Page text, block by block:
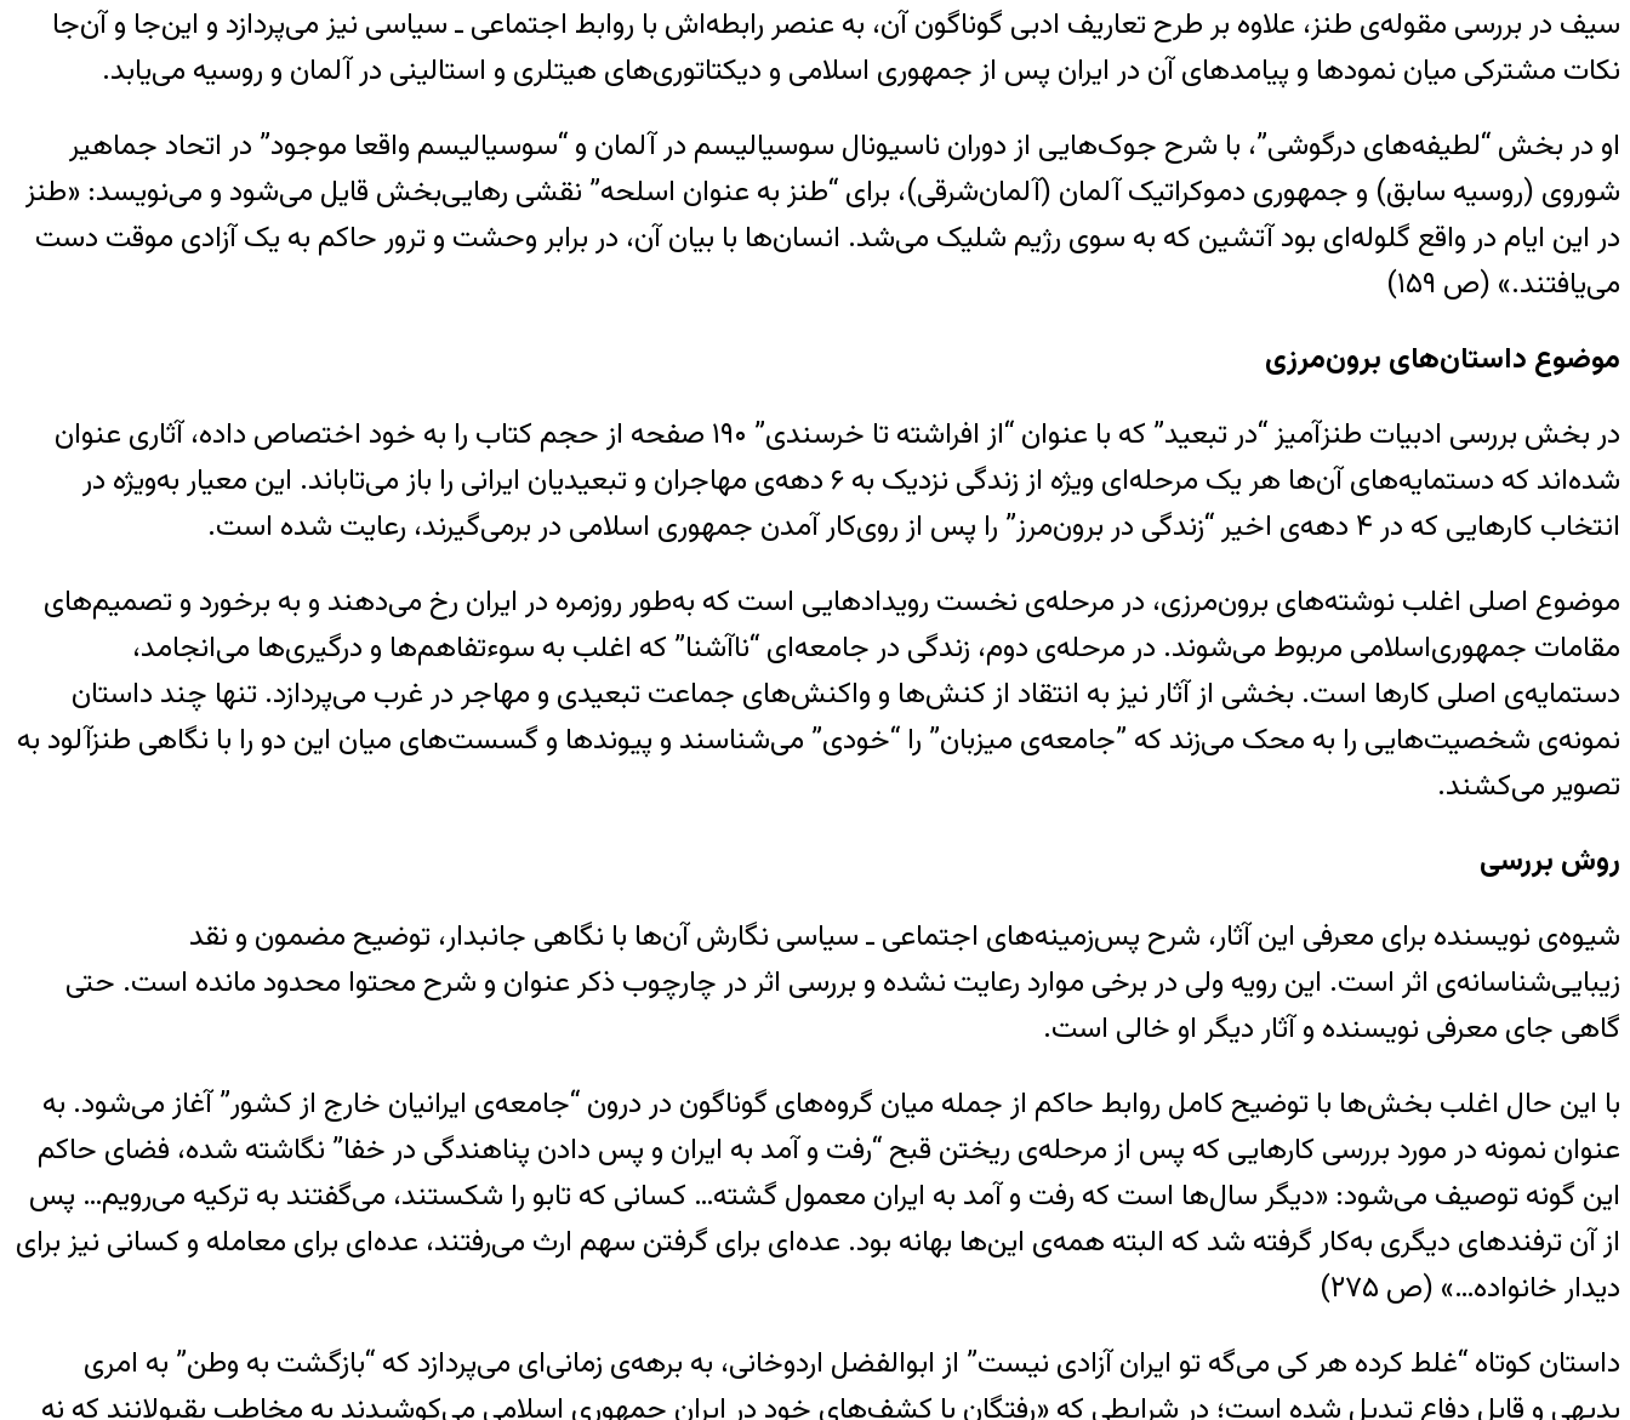
سیف در بررسی مقوله‌ی طنز، علاوه بر طرح تعاریف ادبی گوناگون آن، به عنصر رابطه‌‌اش با روابط اجتماعی ـ سیاسی نیز می‌پردازد و این‌جا و آن‌جا‌
نکات مشترکی میان نمودها و پیامدهای آن در ایران پس از جمهوری اسلامی و دیکتاتوری‌های هیتلری و استالینی در آلمان و روسیه می‌یابد.
او در بخش “لطیفه‌های درگوشی”، با شرح جوک‌هایی از دوران ناسیونال سوسیالیسم در آلمان و “سوسیالیسم واقعا موجود” در اتحاد جماهیر
شوروی (روسیه سابق) و جمهوری دموکراتیک آلمان (آلمان‌شرقی)، برای “طنز به عنوان اسلحه” نقشی رهایی‌بخش قایل می‌شود و می‌نویسد: «طنز
در این ایام در واقع گلوله‌ای بود آتشین که به سوی رژیم شلیک می‌شد. انسان‌ها با بیان آن، در برابر وحشت و ترور حاکم به یک آزادی موقت دست
می‌یافتند.» (ص ۱۵۹)
موضوع داستان‌های برون‌مرزی
در بخش بررسی ادبیات طنز‌آمیز “در تبعید” که با عنوان “از افراشته تا خرسندی” ۱۹۰ صفحه از حجم کتاب را به خود اختصاص داده، آثاری عنوان
شده‌اند که دستمایه‌های آن‌ها هر یک مرحله‌ای ویژه از زندگی نزدیک به ۶ دهه‌ی مهاجران و تبعیدیان ایرانی را باز می‌تاباند. این معیار به‌ویژه در
انتخاب کارهایی که در ۴ دهه‌ی اخیر “زندگی در برون‌مرز” را پس از روی‌کار آمدن جمهوری اسلامی در برمی‌گیرند، رعایت شده است.
موضوع اصلی اغلب نوشته‌های برون‌مرزی، در مرحله‌ی نخست رویدادهایی است که به‌طور روزمره در ایران رخ می‌دهند و به برخورد و تصمیم‌های
مقامات جمهوری‌اسلامی مربوط می‌شوند. در مرحله‌ی دوم، زندگی در جامعه‌ای “ناآشنا” که اغلب به سو‌ء‌تفاهم‌ها و درگیری‌ها می‌انجامد،
دستمایه‌ی اصلی کارها است. بخشی از آثار نیز به انتقاد از کنش‌ها و واکنش‌های جماعت تبعیدی و مهاجر در غرب می‌پردازد. تنها چند داستان
نمونه‌ی شخصیت‌هایی را به محک می‌زند که ‌”جامعه‌ی میزبان” را “خودی” می‌شناسند و پیوند‌ها و گسست‌های میان این دو را با نگاهی طنزآلود به
تصویر می‌کشند.
روش بررسی
شیوه‌ی نویسنده برای معرفی این آثار، شرح پس‌زمینه‌‌های اجتماعی ـ سیاسی نگارش آن‌ها با نگاهی جانبدار، توضیح مضمون و نقد
زیبایی‌شناسانه‌ی اثر است. این رویه ولی در برخی موارد رعایت نشده و بررسی اثر در چارچوب ذکر عنوان و شرح محتوا محدود مانده است. حتی
گاهی جای معرفی نویسنده و آثار دیگر او خالی است.
با این حال اغلب بخش‌ها با توضیح کامل روابط حاکم از جمله میان گروه‌های گوناگون در درون “جامعه‌ی ایرانیان خارج از کشور” آغاز می‌شود. به
عنوان نمونه در مورد بررسی کارهایی که پس از مرحله‌ی ریختن قبح “رفت و آمد به ایران و پس دادن پناهندگی در خفا” نگاشته شده، فضای حاکم
این گونه توصیف می‌شود: «دیگر سال‌ها است که رفت و آمد به ایران معمول گشته… کسانی که تابو را شکستند، می‌گفتند به ترکیه می‌رویم… پس
از آن ترفندهای دیگری به‌کار گرفته شد که البته همه‌ی این‌ها بهانه بود. عده‌ای برای گرفتن سهم ارث می‌رفتند، عده‌ای برای معامله و کسانی نیز برای
دیدار خانواده…» (ص ۲۷۵)
داستان کوتاه “غلط کرده هر کی می‌گه تو ایران آزادی نیست” از ابوالفضل اردوخانی، به برهه‌ی زمانی‌ای می‌پردازد که “بازگشت به وطن” به امری
بدیهی و قابل دفاع تبدیل شده است؛ در شرایطی که «رفتگان با کشف‌های خود در ایرانِ جمهوری اسلامی می‌کوشیدند به مخاطب بقبولانند که نه